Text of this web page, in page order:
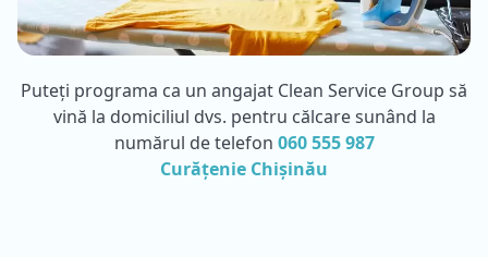
Puteți programa ca un angajat Clean Service Group să
vină la domiciliul dvs. pentru călcare sunând la
numărul de telefon 060 555 987
Curățenie Chișinău